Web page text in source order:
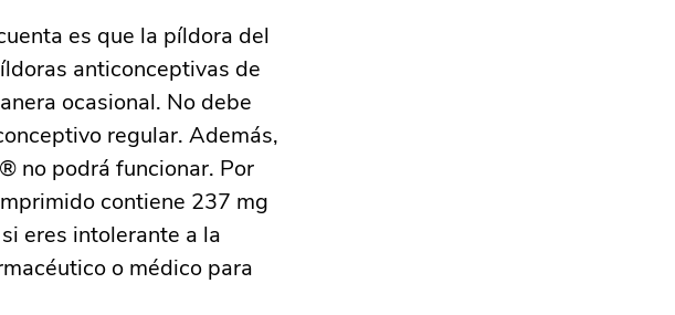
es que la píldora del
anticonceptivas de
ocasional. No debe
regular. Además,
no podrá funcionar. Por
contiene 237 mg
eres intolerante a la
o médico para